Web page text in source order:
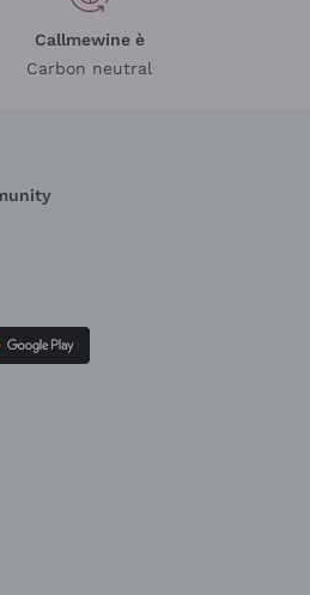
Callmewine è
Carbon neutral